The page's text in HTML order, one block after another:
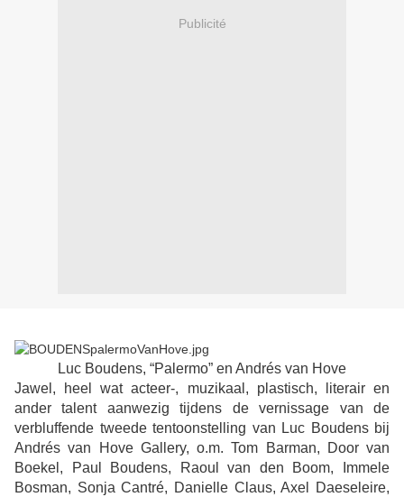
Publicité
Luc Boudens, “Palermo” en Andrés van Hove
Jawel, heel wat acteer-, muzikaal, plastisch, literair en
ander talent aanwezig tijdens de vernissage van de
verbluffende tweede tentoonstelling van Luc Boudens bij
Andrés van Hove Gallery, o.m. Tom Barman, Door van
Boekel, Paul Boudens, Raoul van den Boom, Immele
Bosman, Sonja Cantré, Danielle Claus, Axel Daeseleire,